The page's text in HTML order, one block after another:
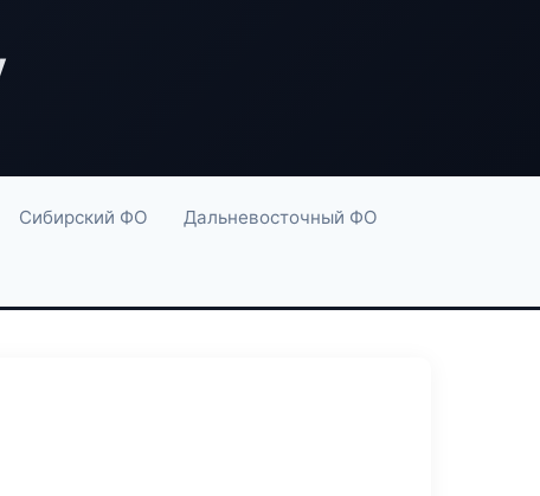
Сибирский ФО Дальневосточный ФО